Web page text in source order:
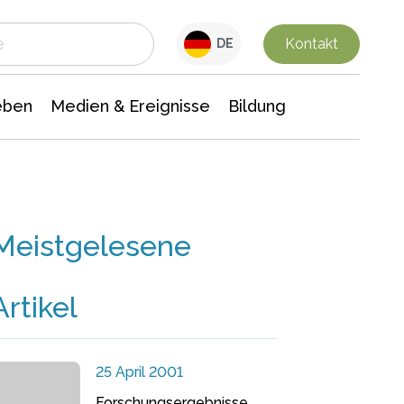
DE Kontakt
Medien & Ereignisse Bildung
25 April 2001